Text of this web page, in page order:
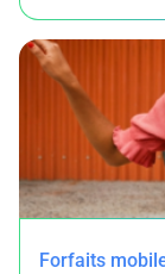
Forfaits